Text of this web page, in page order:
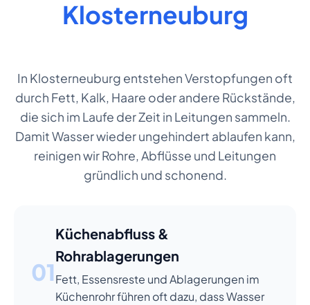
Klosterneuburg
In Klosterneuburg entstehen Verstopfungen oft
durch Fett, Kalk, Haare oder andere Rückstände,
die sich im Laufe der Zeit in Leitungen sammeln.
Damit Wasser wieder ungehindert ablaufen kann,
reinigen wir Rohre, Abflüsse und Leitungen
gründlich und schonend.
01
Küchenabfluss &
Rohrablagerungen
Fett, Essensreste und Ablagerungen im
Küchenrohr führen oft dazu, dass Wasser